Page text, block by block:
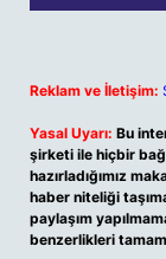
Reklam ve İletişim:
Yasal Uyarı: Bu
şirketi ile hiçbir
hazırladığımız
haber niteliği
paylaşım
benzerlikleri